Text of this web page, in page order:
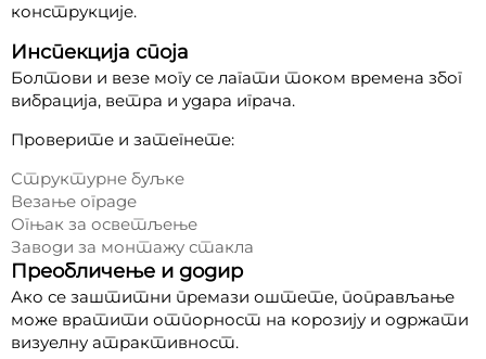
конструкције.
Инспекција споја
Болтови и везе могу се лагати током времена због
вибрација, ветра и удара играча.
Проверите и затегнете:
Структурне буљке
Везање ограде
Огњак за осветљење
Заводи за монтажу стакла
Преобличење и додир
Ако се заштитни премази оштете, поправљање
може вратити отпорност на корозију и одржати
визуелну атрактивност.